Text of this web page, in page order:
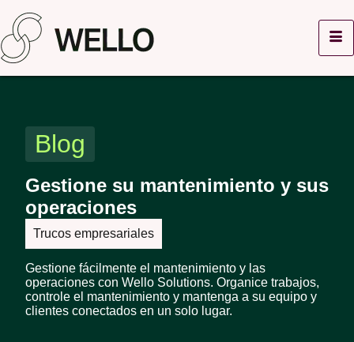
Blog
Gestione su mantenimiento y sus
operaciones
Trucos empresariales
Gestione fácilmente el mantenimiento y las
operaciones con Wello Solutions. Organice trabajos,
controle el mantenimiento y mantenga a su equipo y
clientes conectados en un solo lugar.